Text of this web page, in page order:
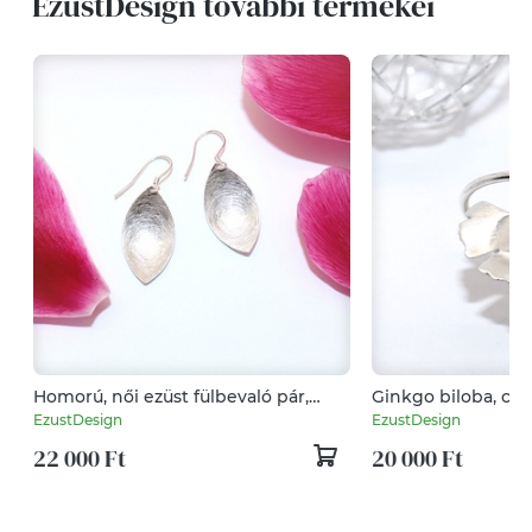
Homorú, női ezüst fülbevaló pár,
karcolt mintával (EF.005)
EzustDesign
22 000 Ft
Ginkgo biloba,
gyűrű, állítható
EzustDesign
20 000 Ft